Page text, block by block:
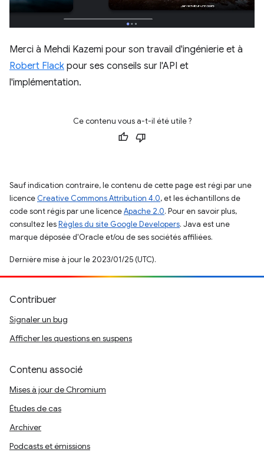
Merci à Mehdi Kazemi pour son travail d'ingénierie et à
Robert Flack pour ses conseils sur l'API et
l'implémentation.
Ce contenu vous a-t-il été utile ?
Sauf indication contraire, le contenu de cette page est régi par une
licence Creative Commons Attribution 4.0, et les échantillons de
code sont régis par une licenceApache 2.0. Pour en savoir plus,
consultez lesRègles du site Google Developers. Java est une
marque déposée d'Oracle et/ou de ses sociétés affiliées.
Dernière mise à jour le 2023/01/25 (UTC).
Contribuer
Signaler un bug
Afficher les questions en suspens
Contenu associé
Mises à jour de Chromium
Études de cas
Archiver
Podcasts et émissions